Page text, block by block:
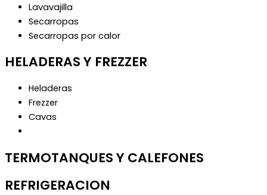
Lavavajilla
Secarropas
Secarropas por calor
HELADERAS Y FREZZER
Heladeras
Frezzer
Cavas
TERMOTANQUES Y CALEFONES
REFRIGERACION